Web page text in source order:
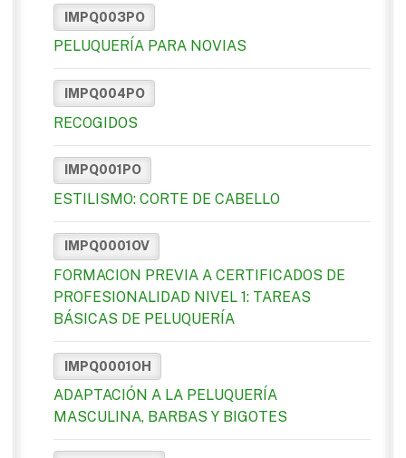
IMPQ003PO
PELUQUERÍA PARA NOVIAS
IMPQ004PO
RECOGIDOS
IMPQ001PO
ESTILISMO: CORTE DE CABELLO
IMPQ0001OV
FORMACION PREVIA A CERTIFICADOS DE
PROFESIONALIDAD NIVEL 1: TAREAS
BÁSICAS DE PELUQUERÍA
IMPQ0001OH
ADAPTACIÓN A LA PELUQUERÍA
MASCULINA, BARBAS Y BIGOTES